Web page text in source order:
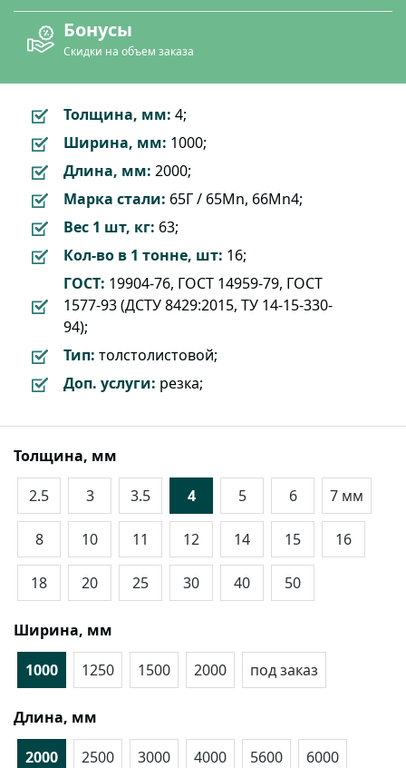
Бонусы
Скидки на объем заказа
Толщина, мм: 4;
Ширина, мм: 1000;
Длина, мм: 2000;
Марка стали: 65Г / 65Mn, 66Mn4;
Вес 1 шт, кг: 63;
Кол-во в 1 тонне, шт: 16;
ГОСТ: 19904-76, ГОСТ 14959-79, ГОСТ
1577-93 (ДСТУ 8429:2015, ТУ 14-15-330-
94);
Тип: толстолистовой;
Доп. услуги: резка;
Толщина, мм
2.5
3 3.5 4 5 6 7 мм
8 10 11 12 14 15 16
18 20 25 30 40 50
Ширина, мм
1000
1250 1500 2000 под заказ
Длина, мм
2000
2500 3000 4000 5600 6000